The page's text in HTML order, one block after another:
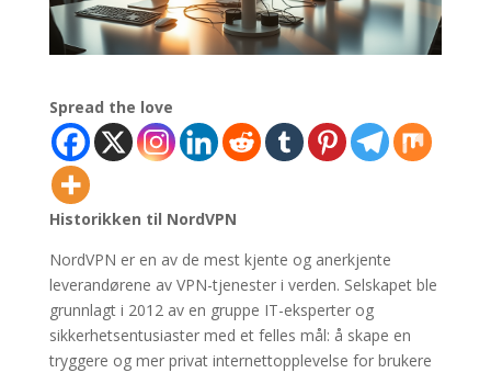
Spread the love
Historikken til NordVPN
NordVPN er en av de mest kjente og anerkjente
leverandørene av VPN-tjenester i verden. Selskapet ble
grunnlagt i 2012 av en gruppe IT-eksperter og
sikkerhetsentusiaster med et felles mål: å skape en
tryggere og mer privat internettopplevelse for brukere